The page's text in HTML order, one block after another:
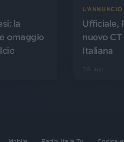
la
omaggio
Ufficiale,
nuovo
Italiana
Mobile Radio Italia Tv Codice